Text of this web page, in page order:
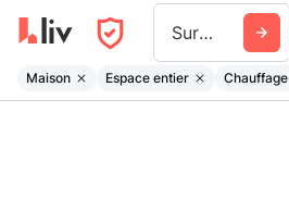
Surrey
Maison Espace entier Chauffage